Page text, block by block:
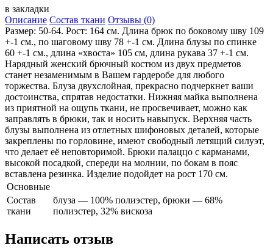
в закладки
Описание Состав ткани Отзывы (0)
Размер: 50-64. Рост: 164 см. Длина брюк по боковому шву 109
+-1 см., по шаговому шву 78 +-1 см. Длина блузы по спинке
60 +-1 см., длина «хвоста» 105 см, длина рукава 37 +-1 см.
Нарядный женский брючный костюм из двух предметов
станет незаменимым в Вашем гардеробе для любого
торжества. Блуза двухслойная, прекрасно подчеркнет ваши
достоинства, спрятав недостатки. Нижняя майка выполнена
из приятной на ощупь ткани, не просвечивает, можно как
заправлять в брюки, так и носить навыпуск. Верхняя часть
блузы выполнена из отлетных шифоновых деталей, которые
закреплены по горловине, имеют свободный летящий силуэт,
что делает её неповторимой. Брюки палаццо с карманами,
высокой посадкой, спереди на молнии, по бокам в пояс
вставлена резинка. Изделие подойдет на рост 170 см.
Основные
Состав
ткани
блуза — 100% полиэстер, брюки — 68%
полиэстер, 32% вискоза
Написать отзыв